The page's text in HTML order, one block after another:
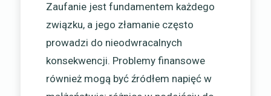
Zaufanie jest fundamentem każdego
związku, a jego złamanie często
prowadzi do nieodwracalnych
konsekwencji. Problemy finansowe
również mogą być źródłem napięć w